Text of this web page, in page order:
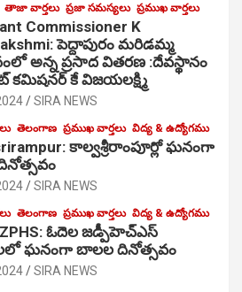
తాజా వార్తలు ప్రజా సమస్యలు ప్రముఖ వార్తలు
Commissioner K
పెద్దాపురం మరిడమ్మ
అన్న ప్రసాద వితరణ :దేవస్థానం
కమిషనర్ కే విజయలక్ష్మి
SIRA NEWS
తెలంగాణ ప్రముఖ వార్తలు విద్య & ఉద్యోగము
కాల్వశ్రీరాంపూర్లో ఘనంగా
SIRA NEWS
తెలంగాణ ప్రముఖ వార్తలు విద్య & ఉద్యోగము
ZPHS: ఓదెల జ‌డ్పీహెచ్ఎస్
ఘనంగా బాలల దినోత్సవం
SIRA NEWS